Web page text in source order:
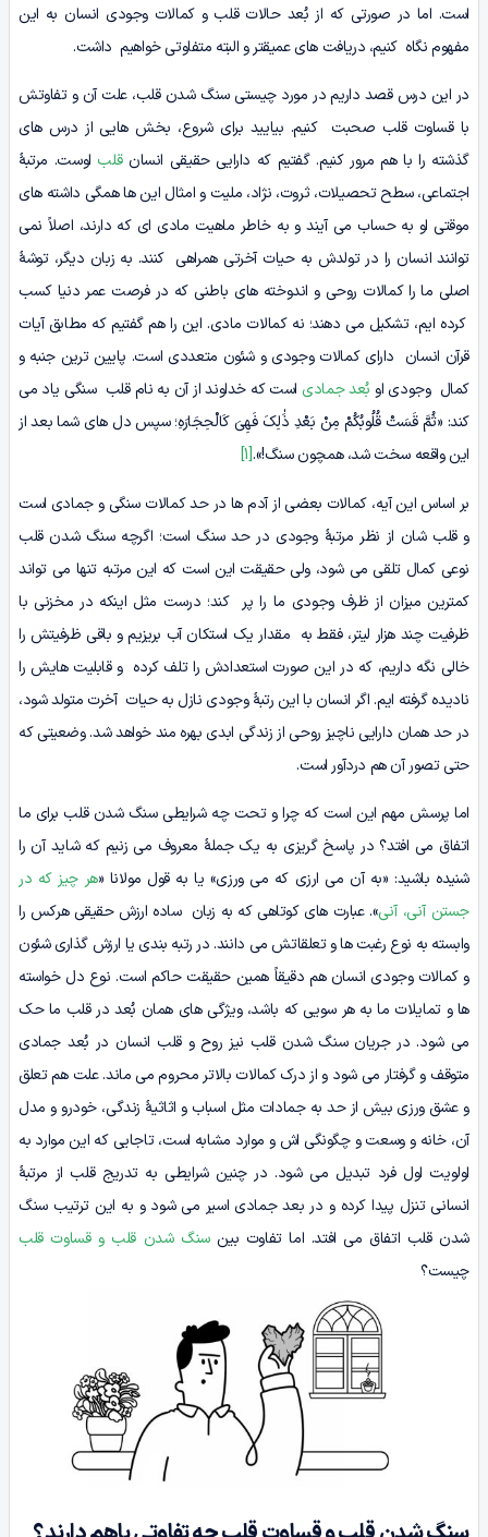
است. اما در صورتی که از بُعد حالات قلب و کمالات وجودی انسان به این
مفهوم نگاه کنیم، دریافت های عمیقتر و البته متفاوتی خواهیم داشت.
در این درس قصد داریم در مورد چیستی سنگ شدن قلب، علت آن و تفاوتش
با قساوت قلب صحبت کنیم. بیایید برای شروع، بخش هایی از درس های
گذشته را با هم مرور کنیم. گفتیم که دارایی حقیقی انسانقلب اوست. مرتبۀ
اجتماعی، سطح تحصیلات، ثروت، نژاد، ملیت و امثال این ها همگی داشته های
موقتی او به حساب می آیند و به خاطر ماهیت مادی ای که دارند، اصلاً نمی
توانند انسان را در تولدش به حیات آخرتی همراهی کنند. به زبان دیگر، توشۀ
اصلی ما را کمالات روحی و اندوخته های باطنی که در فرصت عمر دنیا کسب
کرده ایم، تشکیل می دهند؛ نه کمالات مادی. این را هم گفتیم که مطابق آیات
قرآن انسان دارای کمالات وجودی و شئون متعددی است. پایین ترین جنبه و
کمال وجودی او بُعد جمادی است که خداوند از آن به نام قلب سنگی یاد می
کند: «ثُمَّ قَسَتْ قُلُوبُکُمْ مِنْ بَعْدِ ذَٰلِکَ فَهِیَ کَالْحِجَارَهِ؛ سپس دل های شما بعد از
این واقعه سخت شد، همچون سنگ!».[1]
بر اساس این آیه، کمالات بعضی از آدم ها در حد کمالات سنگی و جمادی است
و قلب شان از نظر مرتبۀ وجودی در حد سنگ است؛ اگرچه سنگ شدن قلب
نوعی کمال تلقی می شود، ولی حقیقت این است که این مرتبه تنها می تواند
کمترین میزان از ظرف وجودی ما را پر کند؛ درست مثل اینکه در مخزنی با
ظرفیت چند هزار لیتر، فقط به مقدار یک استکان آب بریزیم و باقی ظرفیتش را
خالی نگه داریم، که در این صورت استعدادش را تلف کرده و قابلیت هایش را
نادیده گرفته ایم. اگر انسان با این رتبۀ وجودی نازل به حیات آخرت متولد شود،
در حد همان دارایی ناچیز روحی از زندگی ابدی بهره مند خواهد شد. وضعیتی که
حتی تصور آن هم دردآور است.
اما پرسش مهم این است که چرا و تحت چه شرایطی سنگ شدن قلب برای ما
اتفاق می افتد؟ در پاسخ گریزی به یک جملۀ معروف می زنیم که شاید آن را
شنیده باشید: «به آن می ارزی که می ورزی» یا به قول مولانا «هر چیز که در
جستن آنی، آنی». عبارت های کوتاهی که به زبان ساده ارزش حقیقی هرکس را
وابسته به نوع رغبت ها و تعلقاتش می دانند. در رتبه بندی یا ارزش گذاری شئون
و کمالات وجودی انسان هم دقیقاً همین حقیقت حاکم است. نوع دل خواسته
ها و تمایلات ما به هر سویی که باشد، ویژگی های همان بُعد در قلب ما حک
می شود. در جریان سنگ شدن قلب نیز روح و قلب انسان در بُعد جمادی
متوقف و گرفتار می شود و از درک کمالات بالاتر محروم می ماند. علت هم تعلق
و عشق ورزی بیش از حد به جمادات مثل اسباب و اثاثیۀ زندگی، خودرو و مدل
آن، خانه و وسعت و چگونگی اش و موارد مشابه است، تاجایی که این موارد به
اولویت اول فرد تبدیل می شود. در چنین شرایطی به تدریج قلب از مرتبۀ
انسانی تنزل پیدا کرده و در بعد جمادی اسیر می شود و به این ترتیب سنگ
شدن قلب اتفاق می افتد. اما تفاوت بینسنگ شدن قلب و قساوت قلب
چیست؟